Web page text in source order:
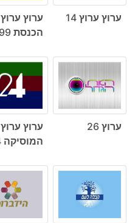
ערוץ ערוץ 14
ערוץ ערוץ
הכנסת 99
ערוץ 26
ערוץ ערוץ
המוסיקה 24